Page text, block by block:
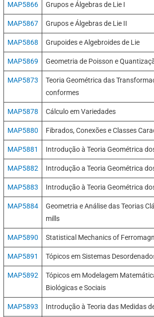
MAP5866 Grupos e Álgebras de Lie I
MAP5867 Grupos e Álgebras de Lie II
MAP5868 Grupoides e Algebroides de Lie
MAP5869 Geometria de Poisson e
MAP5873
Teoria Geométrica das
conformes
MAP5878 Cálculo em Variedades
MAP5880 Fibrados, Conexões e Classes
MAP5881 Introdução à Teoria Geométrica
MAP5882 Introdução a Teoria Geométrica
MAP5883 Introdução à Teoria Geométrica
MAP5884
Geometria e Análise das Teorias
mills
MAP5890 Statistical Mechanics of
MAP5891 Tópicos em Sistemas
MAP5892
Tópicos em Modelagem
Biológicas e Sociais
MAP5893 Introdução à Teoria das Medidas